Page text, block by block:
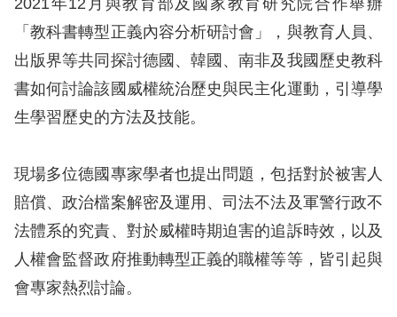
網
站
安
政
策
隱
私
2021年12月與教育部及國家教育研究院合作舉辦
「教科書轉型正義內容分析研討會」，與教育人員、
出版界等共同探討德國、韓國、南非及我國歷史教科
書如何討論該國威權統治歷史與民主化運動，引導學
生學習歷史的方法及技能。
現場多位德國專家學者也提出問題，包括對於被害人
賠償、政治檔案解密及運用、司法不法及軍警行政不
法體系的究責、對於威權時期迫害的追訴時效，以及
人權會監督政府推動轉型正義的職權等等，皆引起與
會專家熱烈討論。